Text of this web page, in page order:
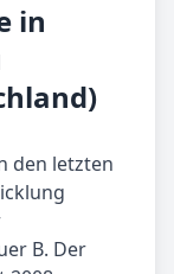
in
den letzten
B. Der